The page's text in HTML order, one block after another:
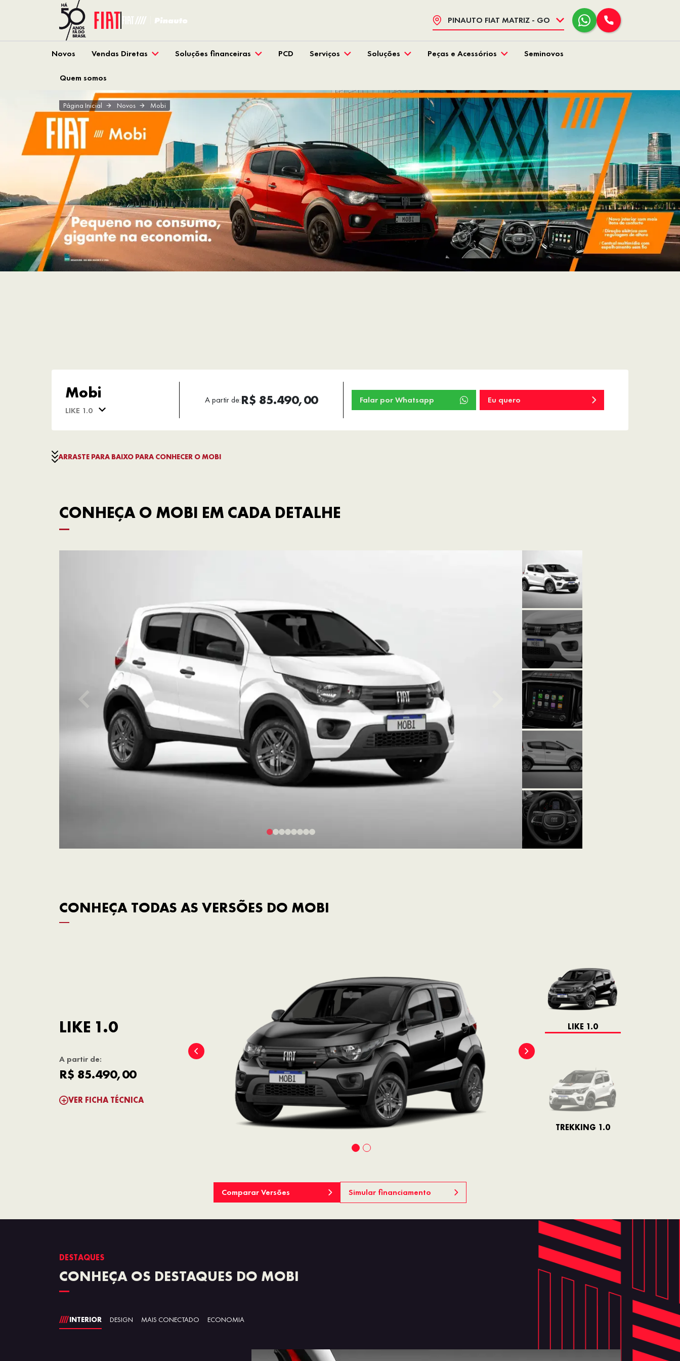
PINAUTO FIAT MATRIZ - GO
Novos Vendas Diretas Soluções financeiras PCD Serviços Soluções Peças e Acessórios Seminovos
Quem somos
Página Inicial Novos Mobi
Mobi
LIKE 1.0
A partir de:R$ 85.490,00 Falar por Whatsapp Eu quero
ARRASTE PARA BAIXO PARA CONHECER O MOBI
CONHEÇA O MOBI EM CADA DETALHE
CONHEÇA TODAS AS VERSÕES DO MOBI
LIKE 1.0
A partir de:
R$ 85.490,00
VER FICHA TÉCNICA
LIKE 1.0
TREKKING 1.0
Comparar Versões Simular financiamento
DESTAQUES
CONHEÇA OS DESTAQUES DO MOBI
INTERIOR DESIGN MAIS CONECTADO ECONOMIA